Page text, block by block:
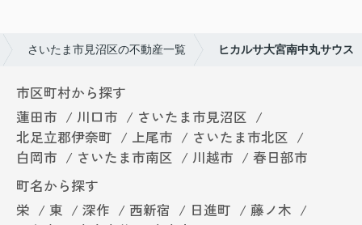
さいたま市見沼区の不動産一覧 ヒカルサ大宮南中丸サウス
市区町村から探す
蓮田市
川口市
さいたま市見沼区
北足立郡伊奈町
上尾市
さいたま市北区
白岡市
さいたま市南区 川越市
春日部市
町名から探す
栄
東 深作 西新宿 日進町
藤ノ木